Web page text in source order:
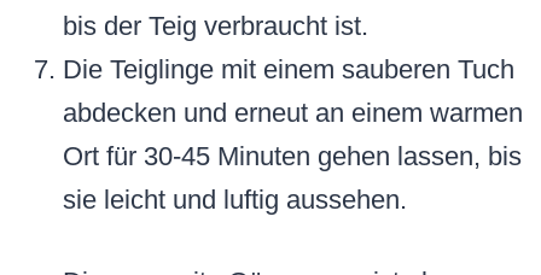
bis der Teig verbraucht ist.
Die Teiglinge mit einem sauberen Tuch
abdecken und erneut an einem warmen
Ort für 30-45 Minuten gehen lassen, bis
sie leicht und luftig aussehen.